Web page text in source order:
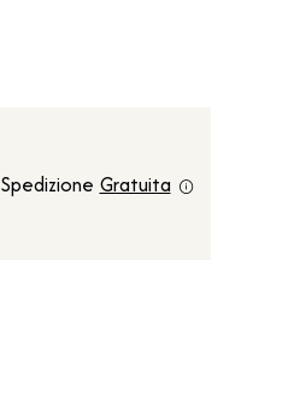
Spedizione Gratuita